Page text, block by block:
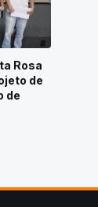
Rosa
de
de